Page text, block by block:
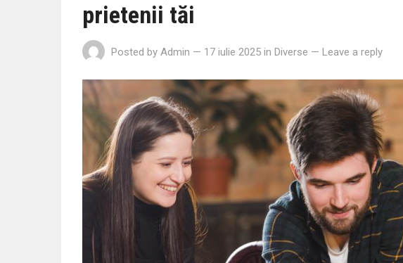
prietenii tăi
Posted by Admin — 17 iulie 2025 in Diverse — Leave a reply